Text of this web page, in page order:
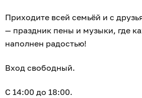
Приходите всей семьёй и с
— праздник пены и музыки, где
наполнен радостью!
Вход свободный.
С 14:00 до 18:00.